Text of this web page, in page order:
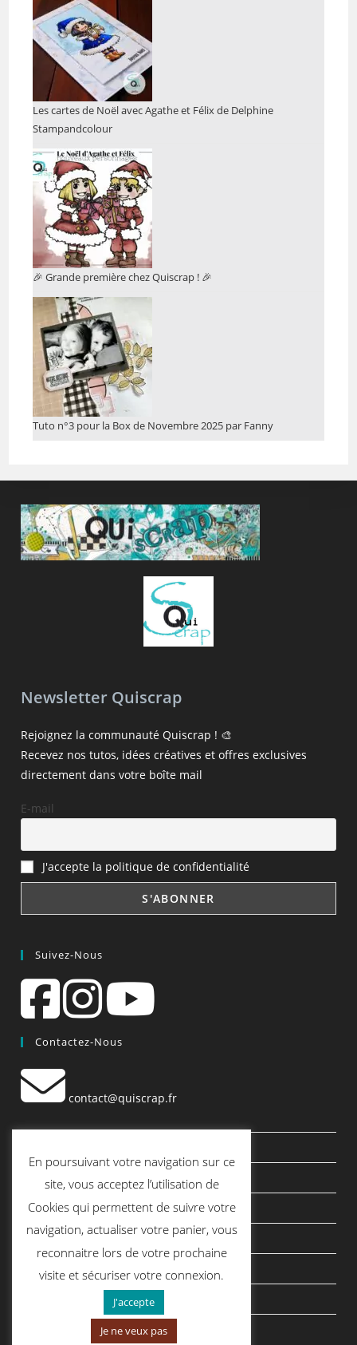
Les cartes de Noël avec Agathe et Félix de Delphine
Stampandcolour
🎉 Grande première chez Quiscrap ! 🎉
Tuto n°3 pour la Box de Novembre 2025 par Fanny
Newsletter Quiscrap
Rejoignez la communauté Quiscrap ! 🎨
Recevez nos tutos, idées créatives et offres exclusives
directement dans votre boîte mail
E-mail
J'accepte la politique de confidentialité
Suivez-Nous
Contactez-Nous
contact@quiscrap.fr
Le Blog
Conditions générales de vente
Mentions légales
Politique de confidentialité
politique de cookies
En poursuivant votre navigation sur ce
site, vous acceptez l’utilisation de
Cookies qui permettent de suivre votre
navigation, actualiser votre panier, vous
reconnaitre lors de votre prochaine
visite et sécuriser votre connexion.
J'accepte
Je ne veux pas